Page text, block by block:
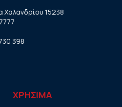
Χαλανδρίου 15238
398
ΧΡHΣΙΜΑ